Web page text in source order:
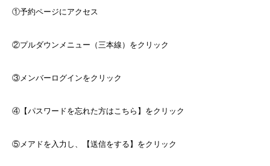
①予約ページにアクセス
②プルダウンメニュー（三本線）をクリック
③メンバーログインをクリック
④【パスワードを忘れた方はこちら】をクリック
⑤メアドを入力し、【送信をする】をクリック